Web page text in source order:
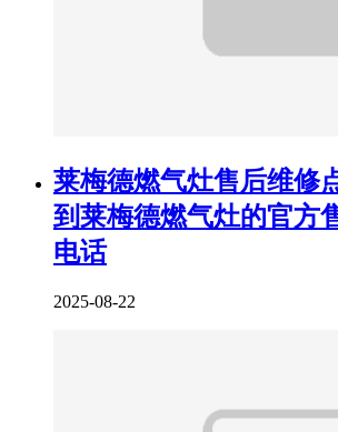
莱梅德燃气灶售后维修
到莱梅德燃气灶的官方
电话
2025-08-22